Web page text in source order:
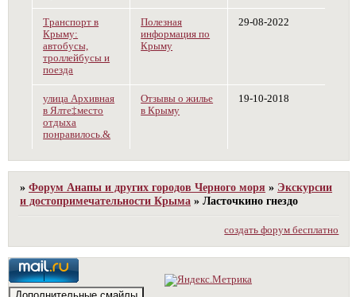
Транспорт в
Крыму:
автобусы,
троллейбусы и
поезда
Полезная
информация по
Крыму
29-08-2022
улица Архивная
в Ялте‡место
отдыха
понравилось.&
Отзывы о жилье
в Крыму
19-10-2018
»Форум Анапы и других городов Черного моря » Экскурсии
и достопримечательности Крыма »Ласточкино гнездо
создать форум бесплатно